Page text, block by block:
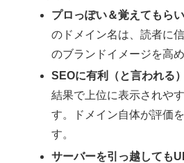
プロっぽい＆覚えてもら
のドメイン名は、読者に
のブランドイメージを高め
SEOに有利（と言われる
結果で上位に表示されや
す。ドメイン自体が評価
す。
サーバーを引っ越しても